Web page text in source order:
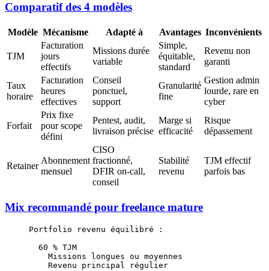
Comparatif des 4 modèles
Modèle Mécanisme Adapté à Avantages Inconvénients
TJM
Facturation
jours
effectifs
Missions durée
variable
Simple,
équitable,
standard
Revenu non
garanti
Taux
horaire
Facturation
heures
effectives
Conseil
ponctuel,
support
Granularité
fine
Gestion admin
lourde, rare en
cyber
Forfait
Prix fixe
pour scope
défini
Pentest, audit,
livraison précise
Marge si
efficacité
Risque
dépassement
Retainer
Abonnement
mensuel
CISO
fractionné,
DFIR on-call,
conseil
Stabilité
revenu
TJM effectif
parfois bas
Mix recommandé pour freelance mature
Portfolio revenu équilibré :
  60 % TJM
    Missions longues ou moyennes
    Revenu principal régulier